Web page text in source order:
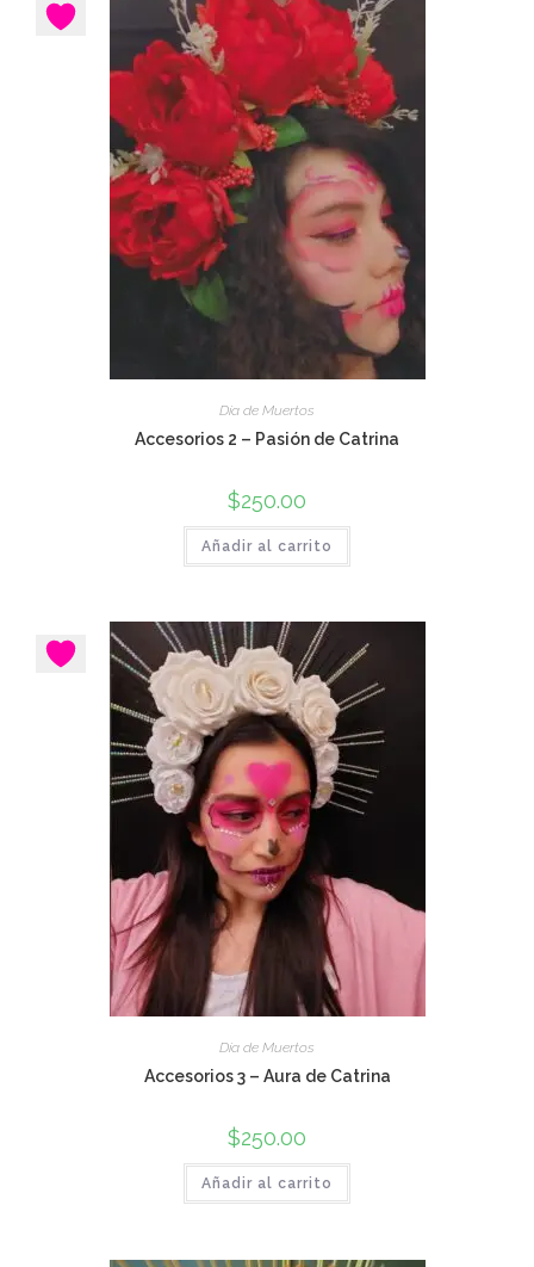
Día de Muertos
Accesorios 2 – Pasión de Catrina
$250.00
Añadir al carrito
Día de Muertos
Accesorios 3 – Aura de Catrina
$250.00
Añadir al carrito